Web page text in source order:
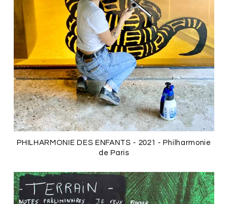
PHILHARMONIE DES ENFANTS - 2021 - Philharmonie
de Paris